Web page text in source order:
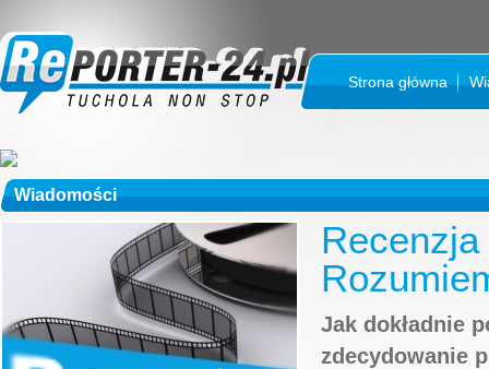
Strona główna
Wiadomości
Jak dokładnie
zdecydowanie